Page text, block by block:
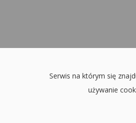
Serwis na którym się
używanie